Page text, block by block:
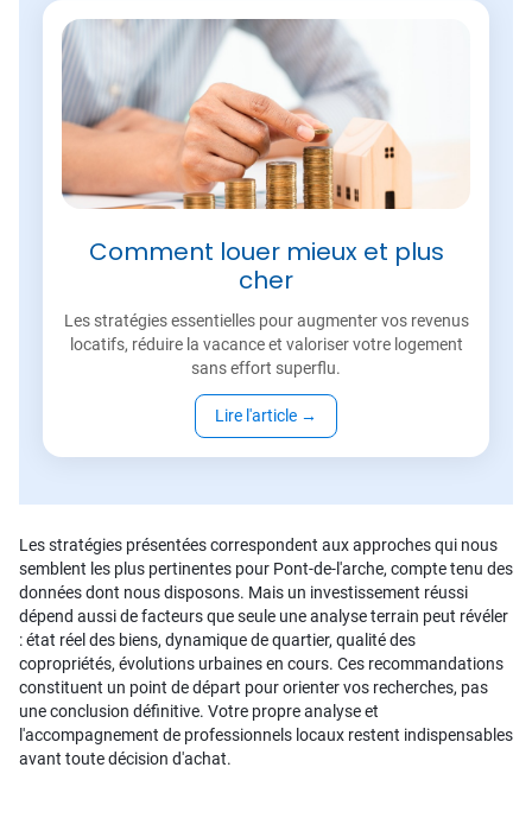
Comment louer mieux et plus
cher
Les stratégies essentielles pour augmenter vos revenus
locatifs, réduire la vacance et valoriser votre logement
sans effort superflu.
Lire l'article →
Les stratégies présentées correspondent aux approches qui nous
semblent les plus pertinentes pour Pont-de-l'arche, compte tenu des
données dont nous disposons. Mais un investissement réussi
dépend aussi de facteurs que seule une analyse terrain peut révéler
: état réel des biens, dynamique de quartier, qualité des
copropriétés, évolutions urbaines en cours. Ces recommandations
constituent un point de départ pour orienter vos recherches, pas
une conclusion définitive. Votre propre analyse et
l'accompagnement de professionnels locaux restent indispensables
avant toute décision d'achat.